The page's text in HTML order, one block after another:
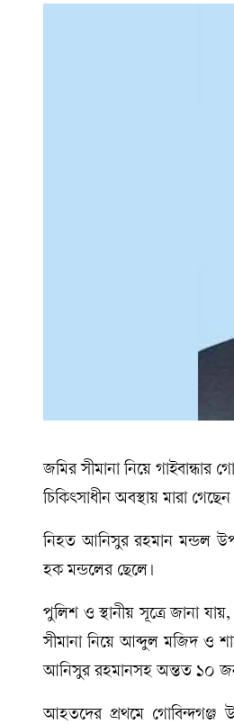
জমির সীমানা নিয়ে
চিকিৎসাধীন অবস্থায় মারা
নিহত আনিসুর রহমান মন্ডল
হক মন্ডলের ছেলে।
পুলিশ ও স্থানীয় সূত্রে জানা
সীমানা নিয়ে আব্দুল মজিদ ও
আনিসুর রহমানসহ অন্তত ১০
আহতদের প্রথমে গোবিন্দগঞ্জ